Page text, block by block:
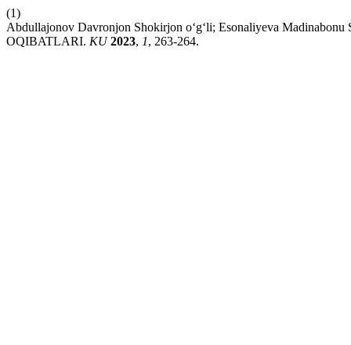
(1)
Abdullajonov Davronjon Shokirjon o‘g‘li; Esonaliyeva
OQIBATLARI. KU 2023, 1, 263-264.